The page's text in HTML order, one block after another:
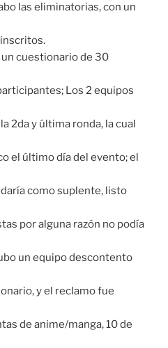
las eliminatorias, con un
inscritos.
cuestionario de 30
Los 2 equipos
2da y última ronda, la cual
el último día del evento; el
como suplente, listo
por alguna razón no podía
un equipo descontento
y el reclamo fue
de anime/manga, 10 de